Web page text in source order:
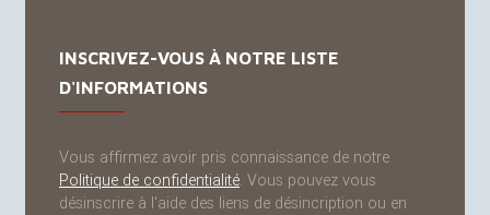
INSCRIVEZ-VOUS À NOTRE LISTE
D'INFORMATIONS
Vous affirmez avoir pris connaissance de notre
Politique de confidentialité. Vous pouvez vous
désinscrire à l'aide des liens de désincription ou en